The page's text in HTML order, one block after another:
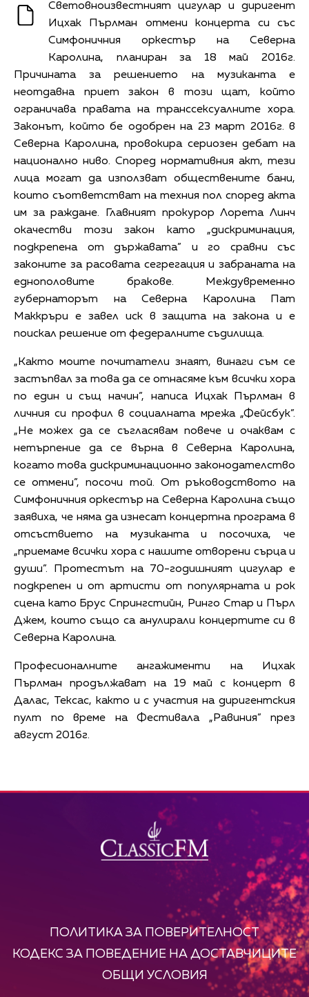
Световноизвестният цигулар и диригент
Ицхак Пърлман отмени концерта си със
Симфоничния оркестър на Северна
Каролина, планиран за 18 май 2016г.
Причината за решението на музиканта е
неотдавна приет закон в този щат, който
ограничава правата на транссексуалните хора.
Законът, който бе одобрен на 23 март 2016г. в
Северна Каролина, провокира сериозен дебат на
национално ниво. Според нормативния акт, тези
лица могат да използват обществените бани,
които съответстват на техния пол според акта
им за раждане. Главният прокурор Лорета Линч
окачестви този закон като „дискриминация,
подкрепена от държавата” и го сравни със
законите за расовата сегрегация и забраната на
еднополовите бракове. Междувременно
губернаторът на Северна Каролина Пат
Маккръри е завел иск в защита на закона и е
поискал решение от федералните съдилища.
„Както моите почитатели знаят, винаги съм се
застъпвал за това да се отнасяме към всички хора
по един и същ начин”, написа Ицхак Пърлман в
личния си профил в социалната мрежа „Фейсбук”.
„Не можех да се съгласявам повече и очаквам с
нетърпение да се върна в Северна Каролина,
когато това дискриминационно законодателство
се отмени”, посочи той. От ръководството на
Симфоничния оркестър на Северна Каролина също
заявиха, че няма да изнесат концертна програма в
отсъствието на музиканта и посочиха, че
„приемаме всички хора с нашите отворени сърца и
души”. Протестът на 70-годишният цигулар е
подкрепен и от артисти от популярната и рок
сцена като Брус Спрингстийн, Ринго Стар и Пърл
Джем, които също са анулирали концертите си в
Северна Каролина.
Професионалните ангажименти на Ицхак
Пърлман продължават на 19 май с концерт в
Далас, Тексас, както и с участия на диригентския
пулт по време на Фестивала „Равиния” през
август 2016г.
ПОЛИТИКА ЗА ПОВЕРИТЕЛНОСТ
КОДЕКС ЗА ПОВЕДЕНИЕ НА ДОСТАВЧИЦИТЕ
ОБЩИ УСЛОВИЯ